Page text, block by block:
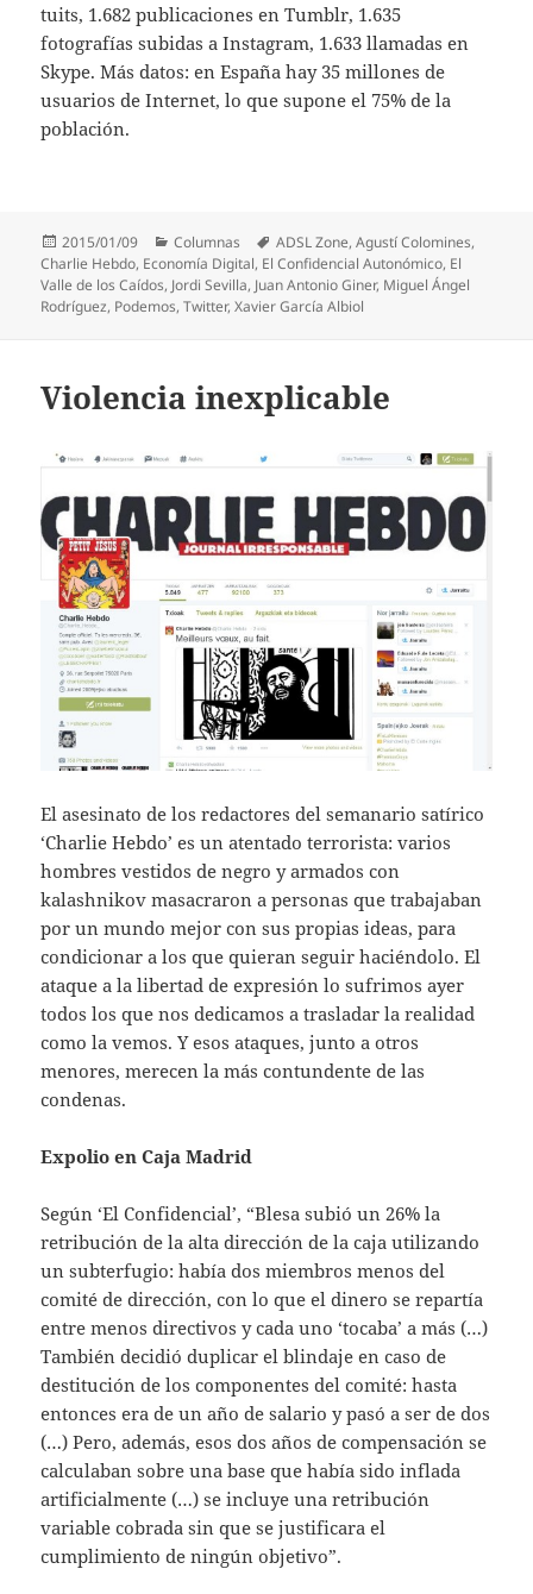
tuits, 1.682 publicaciones en Tumblr, 1.635
fotografías subidas a Instagram, 1.633 llamadas en
Skype. Más datos: en España hay 35 millones de
usuarios de Internet, lo que supone el 75% de la
población.
Publicado
el
2015/01/09 Categorías
Columnas Etiquetas
ADSL Zone,Agustí Colomines,
Charlie Hebdo, Economía Digital, El Confidencial Autonómico, El
Valle de los Caídos, Jordi Sevilla, Juan Antonio Giner, Miguel Ángel
Rodríguez, Podemos,Twitter,Xavier García Albiol
Violencia inexplicable
El asesinato de los redactores del semanario satírico
‘Charlie Hebdo’ es un atentado terrorista: varios
hombres vestidos de negro y armados con
kalashnikov masacraron a personas que trabajaban
por un mundo mejor con sus propias ideas, para
condicionar a los que quieran seguir haciéndolo. El
ataque a la libertad de expresión lo sufrimos ayer
todos los que nos dedicamos a trasladar la realidad
como la vemos. Y esos ataques, junto a otros
menores, merecen la más contundente de las
condenas.
Expolio en Caja Madrid
Según ‘El Confidencial’, “Blesa subió un 26% la
retribución de la alta dirección de la caja utilizando
un subterfugio: había dos miembros menos del
comité de dirección, con lo que el dinero se repartía
entre menos directivos y cada uno ‘tocaba’ a más (…)
También decidió duplicar el blindaje en caso de
destitución de los componentes del comité: hasta
entonces era de un año de salario y pasó a ser de dos
(…) Pero, además, esos dos años de compensación se
calculaban sobre una base que había sido inflada
artificialmente (…) se incluye una retribución
variable cobrada sin que se justificara el
cumplimiento de ningún objetivo”.